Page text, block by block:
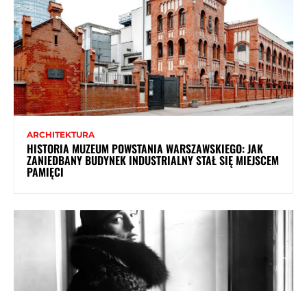
ARCHITEKTURA
HISTORIA MUZEUM POWSTANIA WARSZAWSKIEGO: JAK
ZANIEDBANY BUDYNEK INDUSTRIALNY STAŁ SIĘ MIEJSCEM
PAMIĘCI